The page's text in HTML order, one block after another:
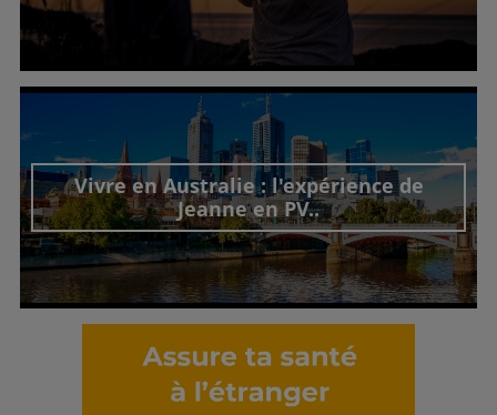
Découvrir cet interview
Vivre en Australie : l'expérience de
Jeanne en PV..
Découvrir cet interview